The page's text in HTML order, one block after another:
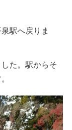
駅へ戻りま
た。駅からそ